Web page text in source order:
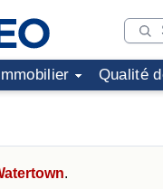
Qualité
.